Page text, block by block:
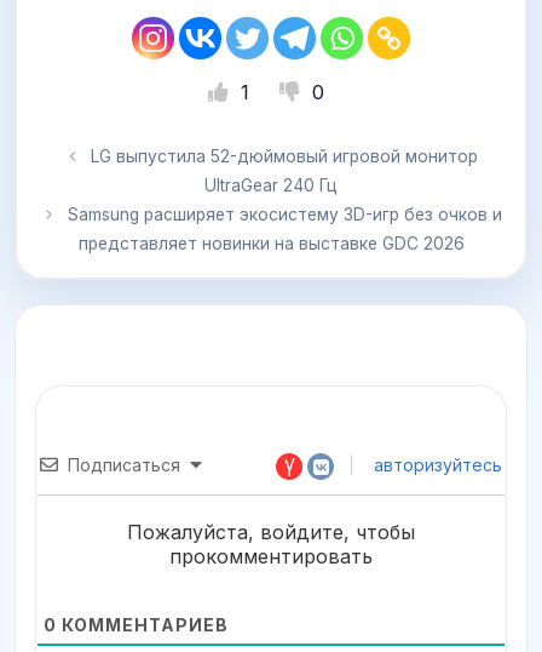
1 0
LG выпустила 52-дюймовый игровой монитор
UltraGear 240 Гц
Samsung расширяет экосистему 3D-игр без очков и
представляет новинки на выставке GDC 2026
Подписаться авторизуйтесь
Пожалуйста, войдите, чтобы
прокомментировать
0 КОММЕНТАРИЕВ